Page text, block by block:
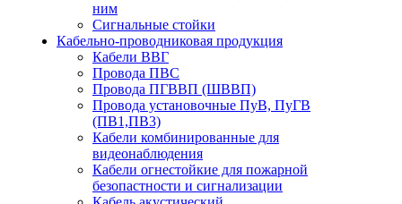
ним
Сигнальные стойки
Кабельно-проводниковая продукция
Кабели ВВГ
Провода ПВС
Провода ПГВВП (ШВВП)
Провода установочные ПуВ, ПуГВ
(ПВ1,ПВ3)
Кабели комбинированные для
видеонаблюдения
Кабели огнестойкие для пожарной
безопастности и сигнализации